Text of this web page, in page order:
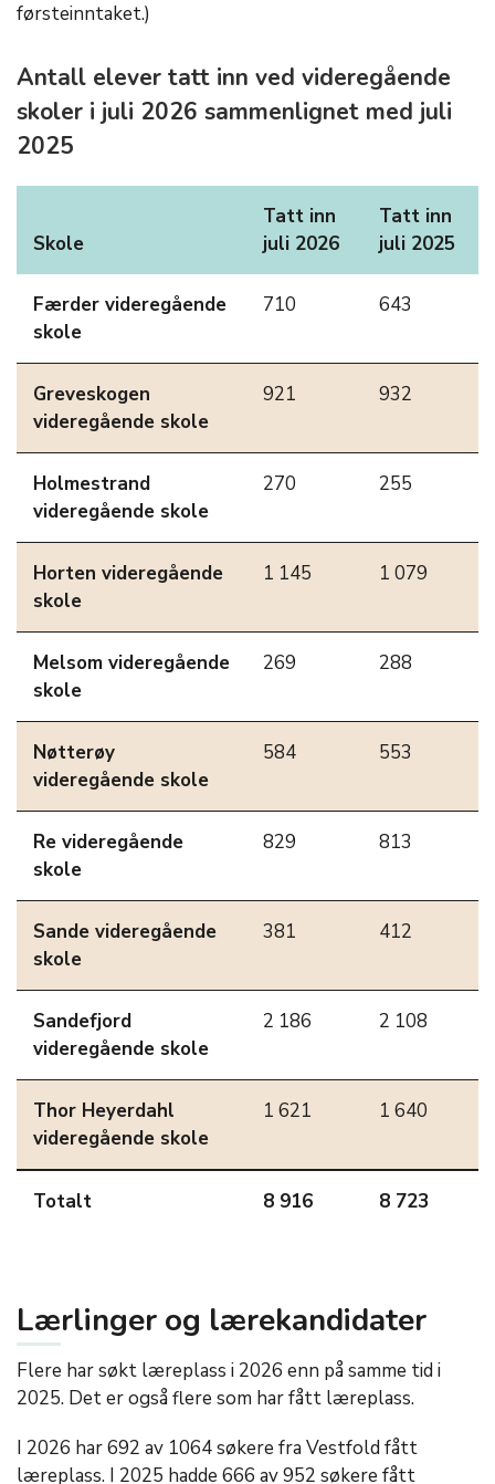
førsteinntaket.)
Antall elever tatt inn ved videregående
skoler i juli 2026 sammenlignet med juli
2025
Skole
Tatt inn
juli 2026
Tatt inn
juli 2025
Færder videregående
skole
710 643
Greveskogen
videregående skole
921 932
Holmestrand
videregående skole
270 255
Horten videregående
skole
1 145 1 079
Melsom videregående
skole
269 288
Nøtterøy
videregående skole
584 553
Re videregående
skole
829 813
Sande videregående
skole
381 412
Sandefjord
videregående skole
2 186 2 108
Thor Heyerdahl
videregående skole
1 621 1 640
Totalt 8 916 8 723
Lærlinger og lærekandidater
Flere har søkt læreplass i 2026 enn på samme tid i
2025. Det er også flere som har fått læreplass.
I 2026 har 692 av 1064 søkere fra Vestfold fått
læreplass. I 2025 hadde 666 av 952 søkere fått